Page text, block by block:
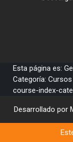
Esta página es:
Categoría:
course-index-
Desarrollado por